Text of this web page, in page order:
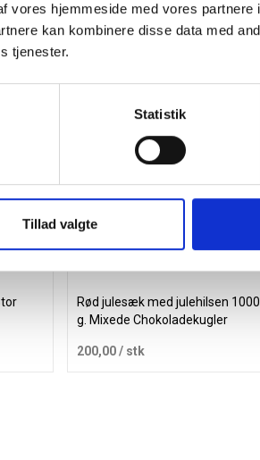
vores hjemmeside med vores partnere
kan kombinere disse data med
tjenester.
Statistik
Tillad valgte
købte også
Rød julesæk med julehilsen 1000
g. Mixede Chokoladekugler
200,00 / stk